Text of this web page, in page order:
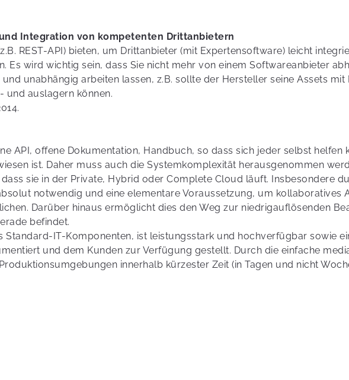
Integration von kompetenten Drittanbietern
REST-API) bieten, um Drittanbieter (mit Expertensoftware) leicht
Es wird wichtig sein, dass Sie nicht mehr von einem Softwareanbieter
unabhängig arbeiten lassen, z.B. sollte der Hersteller seine Assets mit
und auslagern können.
API, offene Dokumentation, Handbuch, so dass sich jeder selbst helfen
ist. Daher muss auch die Systemkomplexität herausgenommen
sie in der Private, Hybrid oder Complete Cloud läuft. Insbesondere
notwendig und eine elementare Voraussetzung, um kollaboratives
Darüber hinaus ermöglicht dies den Weg zur niedrigauflösenden
befindet.
Standard-IT-Komponenten, ist leistungsstark und hochverfügbar sowie
und dem Kunden zur Verfügung gestellt. Durch die einfache
innerhalb kürzester Zeit (in Tagen und nicht